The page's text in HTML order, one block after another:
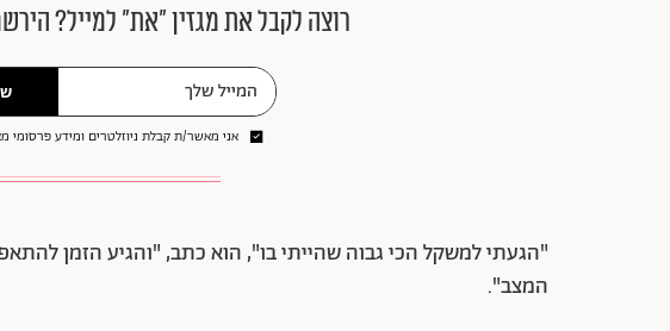
רוצה לקבל את מגזין ״את״ למייל?
אני מאשר/ת קבלת ניוזלטרים ומידע פרסומי
"הגעתי למשקל הכי גבוה שהייתי בו", הוא כתב, "והגיע הזמן
המצב".